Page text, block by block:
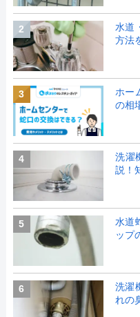
2
水道
方法
3
ホー
の相
4
洗濯
説！
5
水道
ップ
6
洗濯
れの